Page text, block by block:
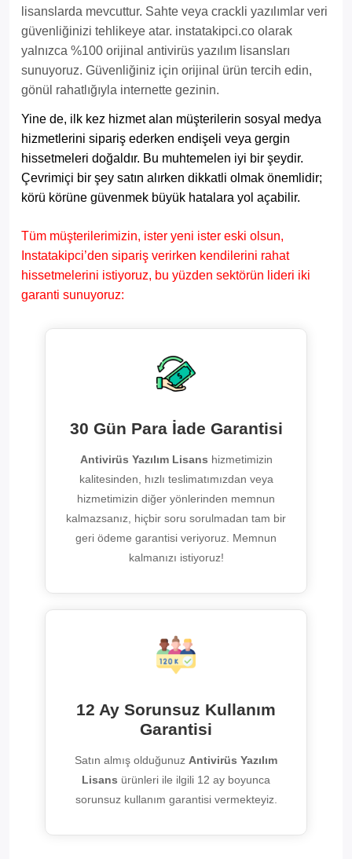
lisanslarda mevcuttur. Sahte veya crackli yazılımlar veri
güvenliğinizi tehlikeye atar. instatakipci.co olarak
yalnızca %100 orijinal antivirüs yazılım lisansları
sunuyoruz. Güvenliğiniz için orijinal ürün tercih edin,
gönül rahatlığıyla internette gezinin.
Yine de, ilk kez hizmet alan müşterilerin sosyal medya
hizmetlerini sipariş ederken endişeli veya gergin
hissetmeleri doğaldır. Bu muhtemelen iyi bir şeydir.
Çevrimiçi bir şey satın alırken dikkatli olmak önemlidir;
körü körüne güvenmek büyük hatalara yol açabilir.
Tüm müşterilerimizin, ister yeni ister eski olsun,
Instatakipci’den sipariş verirken kendilerini rahat
hissetmelerini istiyoruz, bu yüzden sektörün lideri iki
garanti sunuyoruz:
30 Gün Para İade Garantisi
Antivirüs Yazılım Lisans hizmetimizin
kalitesinden, hızlı teslimatımızdan veya
hizmetimizin diğer yönlerinden memnun
kalmazsanız, hiçbir soru sorulmadan tam bir
geri ödeme garantisi veriyoruz. Memnun
kalmanızı istiyoruz!
12 Ay Sorunsuz Kullanım
Garantisi
Satın almış olduğunuz Antivirüs Yazılım
Lisans ürünleri ile ilgili 12 ay boyunca
sorunsuz kullanım garantisi vermekteyiz.